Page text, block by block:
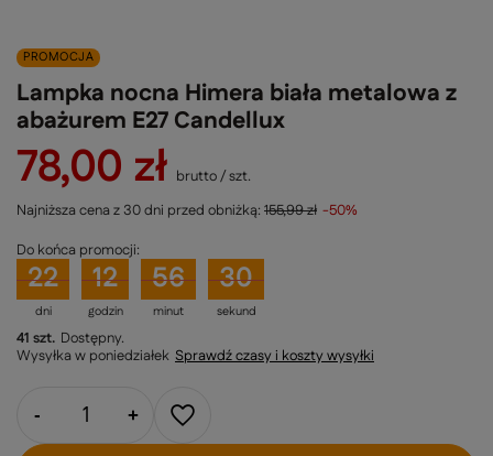
PROMOCJA
Lampka nocna Himera biała metalowa z
abażurem E27 Candellux
41 szt. Dostępny
Wysyłka w poniedziałek Sprawdź czasy i koszty wysyłki
78,00 zł brutto/szt.
Najniższa cena z 30 dni przed obniżką: 155,99 zł -50%
Do końca promocji:
dni
22
godzin
12
minut
56
sekund
29
- +